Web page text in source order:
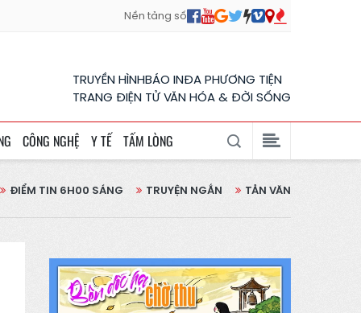
Nền tảng số
TRUYỀN HÌNHBÁO INĐA PHƯƠNG TIỆN
TRANG ĐIỆN TỬ VĂN HÓA & ĐỜI SỐNG
CÔNG NGHỆ Y TẾ TẤM LÒNG
ĐIỂM TIN 6H00 SÁNG TRUYỆN NGẮN TẢN VĂN